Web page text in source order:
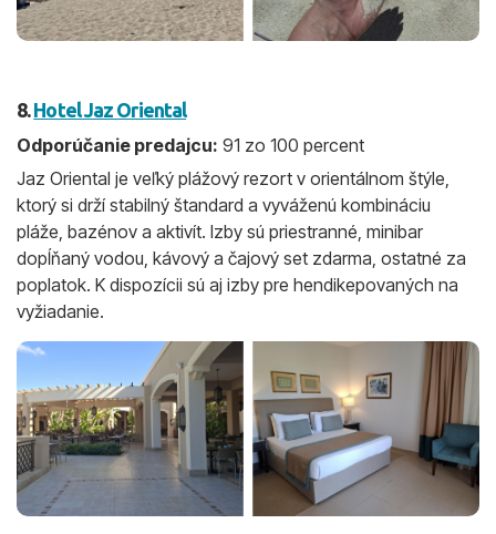
8.Hotel Jaz Oriental
Odporúčanie predajcu: 91 zo 100 percent
Jaz Oriental je veľký plážový rezort v orientálnom štýle,
ktorý si drží stabilný štandard a vyváženú kombináciu
pláže, bazénov a aktivít. Izby sú priestranné, minibar
dopĺňaný vodou, kávový a čajový set zdarma, ostatné za
poplatok. K dispozícii sú aj izby pre hendikepovaných na
vyžiadanie.